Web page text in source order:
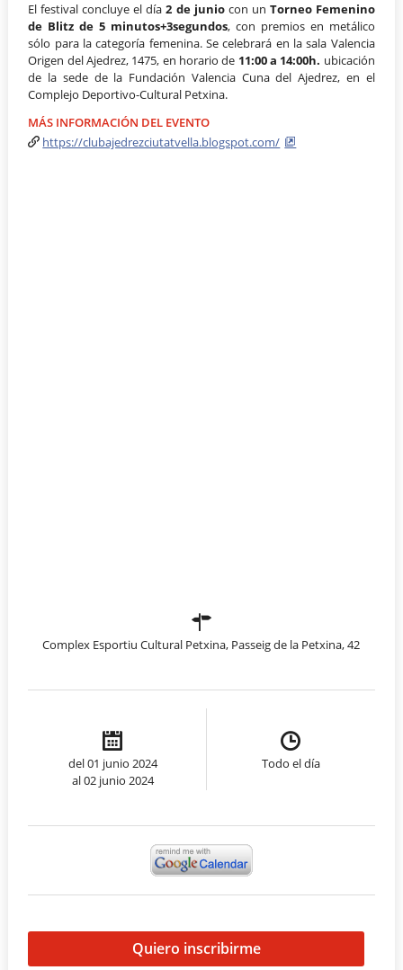
El festival concluye el día2 de juniocon un Torneo Femenino
de Blitz de 5 minutos+3segundos, con premios en metálico
sólo para la categoría femenina. Se celebrará en la sala Valencia
Origen del Ajedrez, 1475, en horario de 11:00 a 14:00h. ubicación
de la sede de la Fundación Valencia Cuna del Ajedrez, en el
Complejo Deportivo-Cultural Petxina.
MÁS INFORMACIÓN DEL EVENTO
https://clubajedrezciutatvella.blogspot.com/
Complex Esportiu Cultural Petxina, Passeig de la Petxina, 42
del 01 junio 2024
al 02 junio 2024
Todo el día
Quiero inscribirme